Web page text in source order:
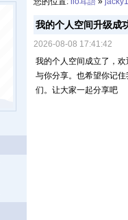
我的个人空间升级成
2026-08-08 17:41:42
我的个人空间成立了，
与你分享。也希望你记
们。让大家一起分享吧